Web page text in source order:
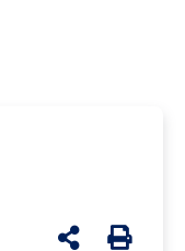
udostępnij na
Generuj